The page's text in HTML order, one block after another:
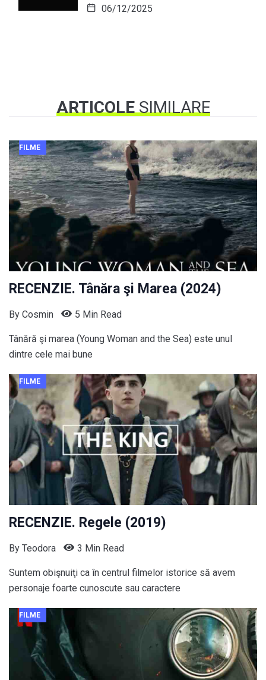
06/12/2025
ARTICOLESIMILARE
FILME
RECENZIE. Tânăra şi Marea (2024)
By Cosmin 5 Min Read
Tânără şi marea (Young Woman and the Sea) este unul
dintre cele mai bune
FILME
RECENZIE. Regele (2019)
By Teodora 3 Min Read
Suntem obişnuiţi ca în centrul filmelor istorice să avem
personaje foarte cunoscute sau caractere
FILME